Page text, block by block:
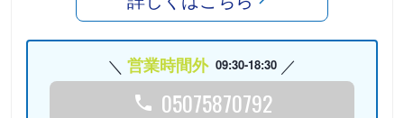
営業時間外 09:30-18:30
05075870792